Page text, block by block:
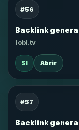
#56
Backlink
1obl.tv
SI Abrir
#57
Backlink